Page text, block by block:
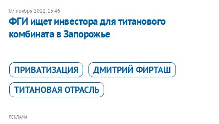
07 ноября 2012, 15:46
ФГИ ищет инвестора для титанового
комбината в Запорожье
ПРИВАТИЗАЦИЯ
ДМИТРИЙ ФИРТАШ
ТИТАНОВАЯ ОТРАСЛЬ
РЕКЛАМА